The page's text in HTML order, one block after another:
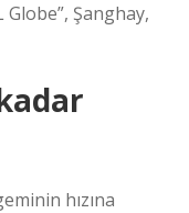
Şanghay,
hızına